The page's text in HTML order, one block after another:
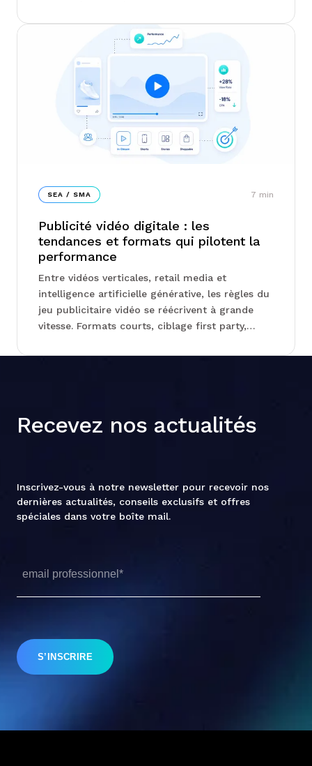
ROAS combiné sans double comptage, quels
tests d'incrémentalité révèlent la vraie
contribution de chaque canal, et pourquoi
arbitrer budget par budget appauvrit la
performance globale...
SEA / SMA 7 min
Publicité vidéo digitale : les
tendances et formats qui pilotent la
performance
Entre vidéos verticales, retail media et
intelligence artificielle générative, les règles du
jeu publicitaire vidéo se réécrivent à grande
vitesse. Formats courts, ciblage first party,
des annonceurs se resserrent autour de
nettement les autres...
Recevez nos actualités
Inscrivez-vous à notre newsletter pour recevoir nos
dernières actualités, conseils exclusifs et offres
spéciales dans votre boîte mail.